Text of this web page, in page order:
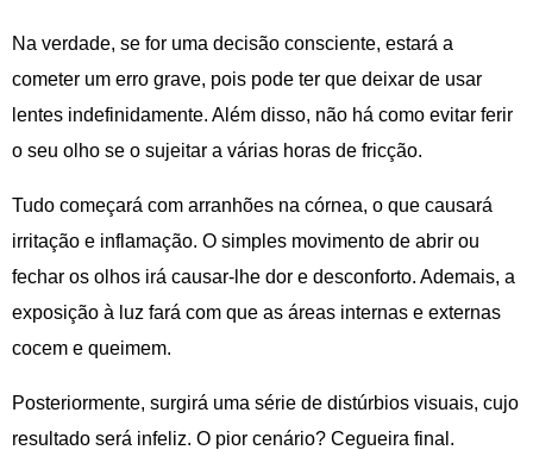
Na verdade, se for uma decisão consciente, estará a
cometer um erro grave, pois pode ter que deixar de usar
lentes indefinidamente. Além disso, não há como evitar ferir
o seu olho se o sujeitar a várias horas de fricção.
Tudo começará com arranhões na córnea, o que causará
irritação e inflamação. O simples movimento de abrir ou
fechar os olhos irá causar-lhe dor e desconforto. Ademais, a
exposição à luz fará com que as áreas internas e externas
cocem e queimem.
Posteriormente, surgirá uma série de distúrbios visuais, cujo
resultado será infeliz. O pior cenário? Cegueira final.